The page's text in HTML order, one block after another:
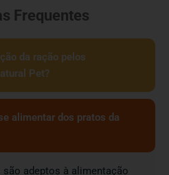
Frequentes
da ração pelos
Pet?
alimentar dos pratos da
adeptos à alimentação